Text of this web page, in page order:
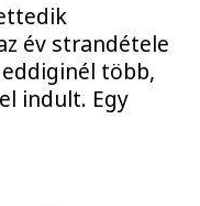
év strandétele
több,
indult. Egy